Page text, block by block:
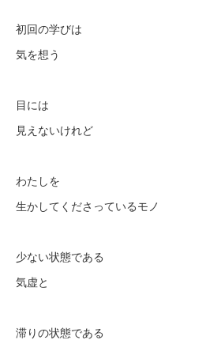
初回の学びは
気を想う
目には
見えないけれど
わたしを
生かしてくださっているモノ
少ない状態である
気虚と
滞りの状態である